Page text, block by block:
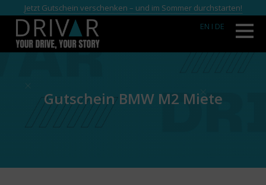
Jetzt Gutschein verschenken – und im Sommer durchstarten!
EN I DE
Gutschein BMW M2 Miete